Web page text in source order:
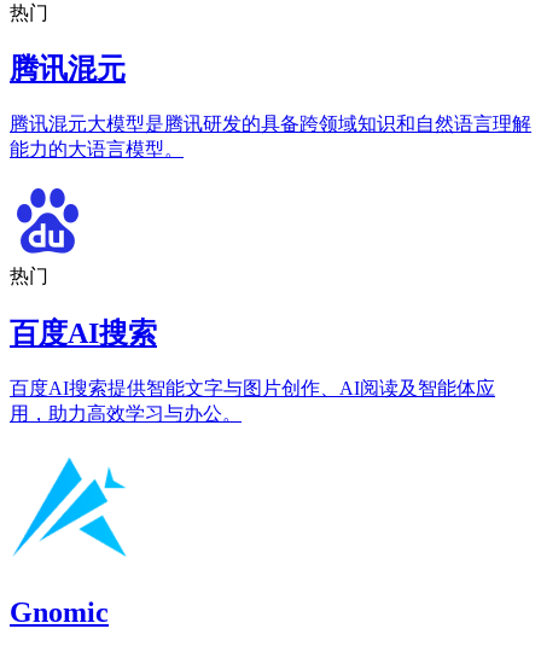
热门
腾讯混元
腾讯混元大模型是腾讯研发的具备跨领域知识和自然语言理解
能力的大语言模型。
热门
百度AI搜索
百度AI搜索提供智能文字与图片创作、AI阅读及智能体应
用，助力高效学习与办公。
Gnomic